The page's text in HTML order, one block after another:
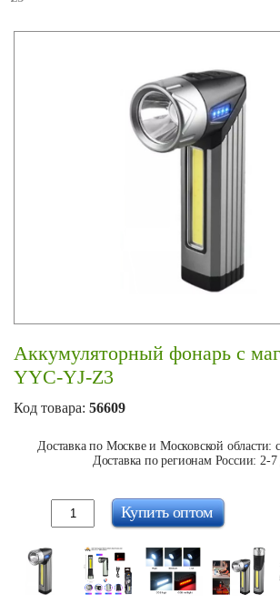
Аккумуляторный фонарь с
YYC-YJ-Z3
Код товара: 56609
Доставка по Москве и Московской области:
Доставка по регионам России: 2-7
Купить оптом